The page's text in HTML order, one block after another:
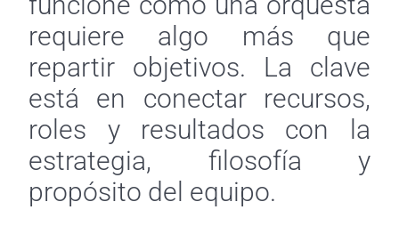
requiere algo más que
repartir objetivos. La clave
está en conectar recursos,
roles y resultados con la
estrategia, filosofía y
propósito del equipo.